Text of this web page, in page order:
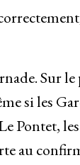
Sur
si les
Pontet,
au